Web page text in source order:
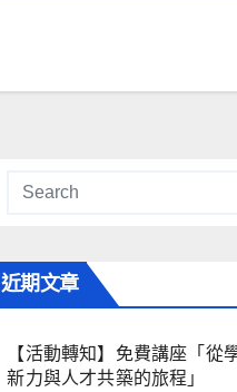
近期文章
【活動轉知】免費講座「從
新力與⼈才共築的旅程」